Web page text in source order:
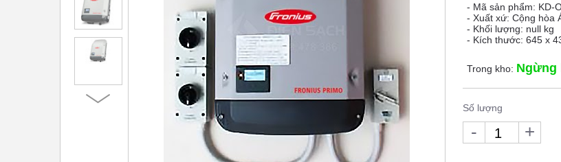
- Mã sản phẩm: KD-
- Xuất xứ: Cộng hòa
- Khối lượng: null kg
- Kích thước: 645 x
Trong kho: Ngừng
Số lượng
- +